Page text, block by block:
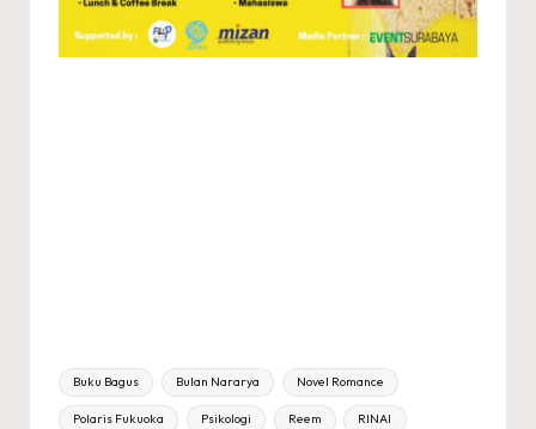
Tags:
Buku Bagus Bulan Nararya Novel Romance
Polaris Fukuoka Psikologi Reem RINAI